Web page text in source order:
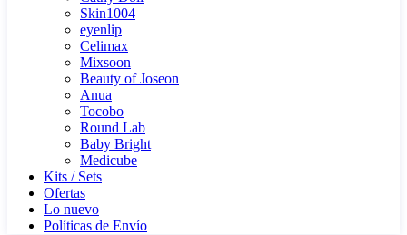
Skin1004
eyenlip
Celimax
Mixsoon
Beauty of Joseon
Anua
Tocobo
Round Lab
Baby Bright
Medicube
Kits / Sets
Ofertas
Lo nuevo
Políticas de Envío